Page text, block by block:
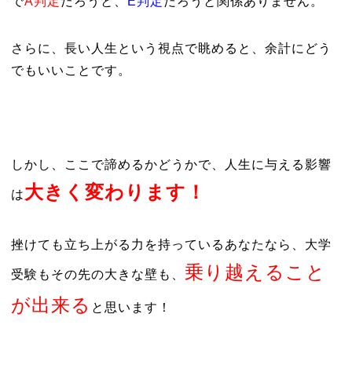
さらに、長い人生という視点で眺めると、余計にどう
でもいいことです。
しかし、ここで諦めるかどうかで、人生に与える影響
は大きく変わります！
挫けても立ち上がる力を持っているあなたなら、大学
受験もその先の大きな壁も、 乗り越えること
が出来る と 思います！